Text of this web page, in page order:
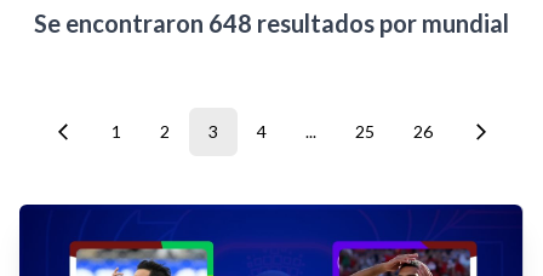
Se encontraron 648 resultados por mundial
1 2 3 4 ... 25 26